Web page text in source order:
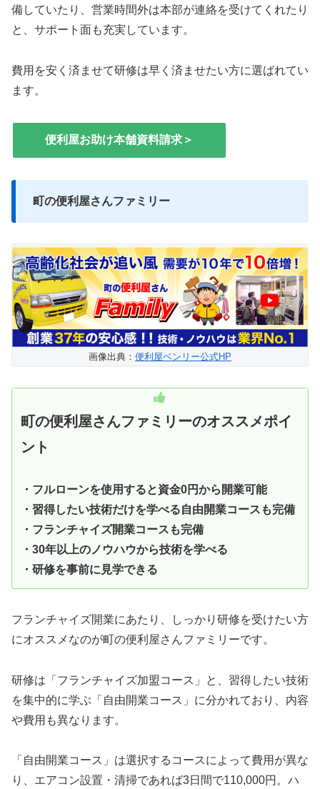
備していたり、営業時間外は本部が連絡を受けてくれたり
と、サポート面も充実しています。
費用を安く済ませて研修は早く済ませたい方に選ばれてい
ます。
便利屋お助け本舗資料請求＞
町の便利屋さんファミリー
画像出典： 便利屋ベンリー公式HP
町の便利屋さんファミリーのオススメポイ
ント
・フルローンを使用すると資金0円から開業可能
・習得したい技術だけを学べる自由開業コースも完備
・フランチャイズ開業コースも完備
・30年以上のノウハウから技術を学べる
・研修を事前に見学できる
フランチャイズ開業にあたり、しっかり研修を受けたい方
にオススメなのが町の便利屋さんファミリーです。
研修は「フランチャイズ加盟コース」と、習得したい技術
を集中的に学ぶ「自由開業コース」に分かれており、内容
や費用も異なります。
「自由開業コース」は選択するコースによって費用が異な
り、エアコン設置・清掃であれば3日間で110,000円。ハ